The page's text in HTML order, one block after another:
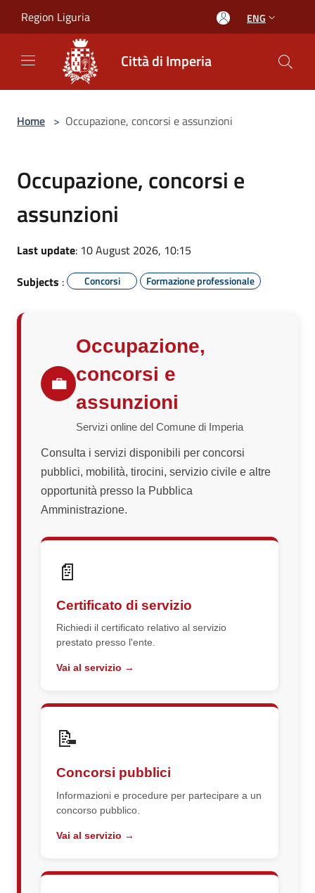
Region Liguria ENG
Città di Imperia
Home > Occupazione, concorsi e assunzioni
Occupazione, concorsi e
assunzioni
Last update: 10 August 2026, 10:15
Subjects : Concorsi Formazione professionale
💼
Occupazione,
concorsi e
assunzioni
Servizi online del Comune di Imperia
Consulta i servizi disponibili per concorsi
pubblici, mobilità, tirocini, servizio civile e altre
opportunità presso la Pubblica
Amministrazione.
📄
Certificato di servizio
Richiedi il certificato relativo al servizio
prestato presso l'ente.
Vai al servizio →
📝
Concorsi pubblici
Informazioni e procedure per partecipare a un
concorso pubblico.
Vai al servizio →